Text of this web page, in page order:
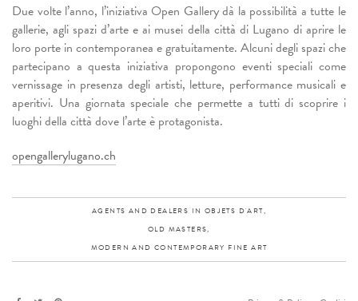
Due volte l’anno, l’iniziativa Open Gallery dà la possibilità a tutte le
gallerie, agli spazi d’arte e ai musei della città di Lugano di aprire le
loro porte in contemporanea e gratuitamente. Alcuni degli spazi che
partecipano a questa iniziativa propongono eventi speciali come
vernissage in presenza degli artisti, letture, performance musicali e
aperitivi. Una giornata speciale che permette a tutti di scoprire i
luoghi della città dove l’arte è protagonista.
opengallerylugano.ch
AGENTS AND DEALERS IN OBJETS D'ART,
OLD MASTERS,
MODERN AND CONTEMPORARY FINE ART